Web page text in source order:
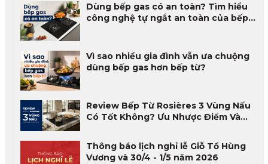
Dùng bếp gas có an toàn? Tìm hiểu
công nghệ tự ngắt an toàn của bếp
Vì sao nhiều gia đình vẫn ưa chuộng
dùng bếp gas hơn bếp từ?
Review Bếp Từ Rosières 3 Vùng Nấu
Có Tốt Không? Ưu Nhược Điểm Và
Thông báo lịch nghỉ lễ Giỗ Tổ Hùng
Vương và 30/4 - 1/5 năm 2026